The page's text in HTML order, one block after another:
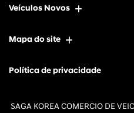
Veículos Novos
Mapa do site
Política de privacidade
SAGA KOREA COMERCIO DE